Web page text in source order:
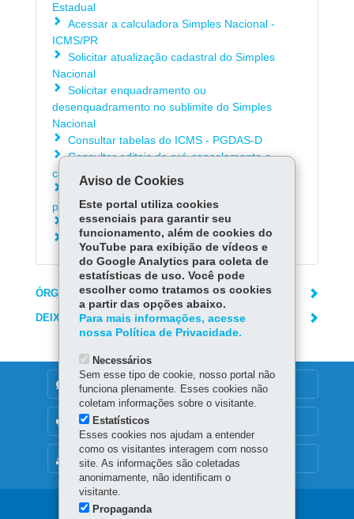
Estadual
Acessar a calculadora Simples Nacional -
ICMS/PR
Solicitar atualização cadastral do Simples
Nacional
Solicitar enquadramento ou
desenquadramento no sublimite do Simples
Nacional
Consultar tabelas do ICMS - PGDAS-D
Consultar editais de pré-cancelamento e
cancelamento da inscrição estadual
pelo Simples Nacional
Saber como entregar a DeSTDA - Sedif/SN
Consultar Legislação Tributária
ÓRGÃO RESPONSÁVEL
DEIXE SUA OPINIÃO
MAPA DO SITE
DENUNCIE CORRUPÇÃO
OUVIDORIA
Aviso de Cookies
Este portal utiliza cookies
essenciais para garantir seu
funcionamento, além de cookies do
YouTube para exibição de vídeos e
do Google Analytics para coleta de
estatísticas de uso. Você pode
escolher como tratamos os cookies
a partir das opções abaixo.
Para mais informações, acesse
nossa Política de Privacidade.
Necessários
Sem esse tipo de cookie, nosso portal não
funciona plenamente. Esses cookies não
coletam informações sobre o visitante.
Estatísticos
Esses cookies nos ajudam a entender
como os visitantes interagem com nosso
site. As informações são coletadas
anonimamente, não identificam o
visitante.
Propaganda